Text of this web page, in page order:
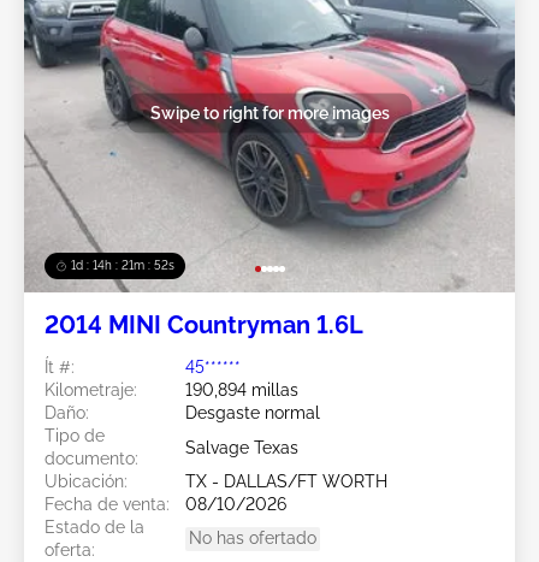
1d : 14h : 21m : 49s
Swipe to right for more images
2014 MINI Countryman 1.6L
Ít #:
45******
Kilometraje:
190,894 millas
Daño:
Desgaste normal
Tipo de
documento:
Salvage Texas
Ubicación:
TX - DALLAS/FT WORTH
Fecha de venta:
08/10/2026
Estado de la
oferta:
No has ofertado